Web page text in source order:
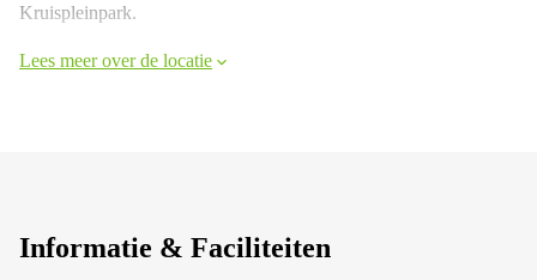
Kruispleinpark.
Lees meer over de locatie
Informatie & Faciliteiten